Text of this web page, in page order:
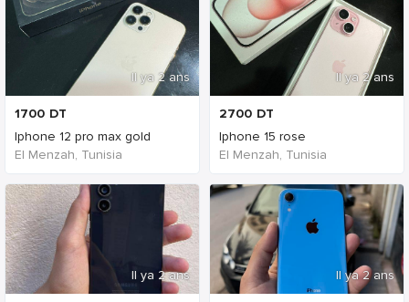
Il ya 2 ans
1700 DT
Iphone 12 pro max gold
El Menzah, Tunisia
Il ya 2 ans
Il ya 2 ans
2700 DT
Iphone 15 rose
El Menzah, Tunisia
Il ya 2 ans